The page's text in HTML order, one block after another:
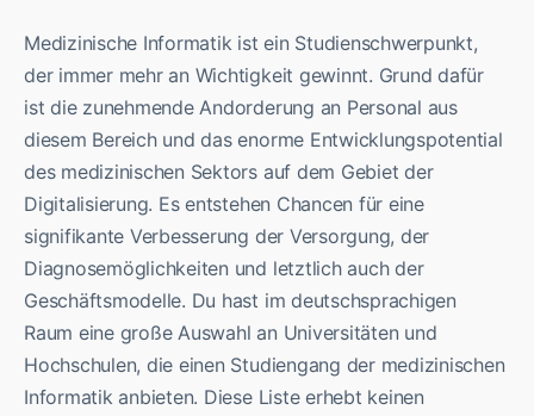
Medizinische Informatik ist ein Studienschwerpunkt,
der immer mehr an Wichtigkeit gewinnt. Grund dafür
ist die zunehmende Andorderung an Personal aus
diesem Bereich und das enorme Entwicklungspotential
des medizinischen Sektors auf dem Gebiet der
Digitalisierung. Es entstehen Chancen für eine
signifikante Verbesserung der Versorgung, der
Diagnosemöglichkeiten und letztlich auch der
Geschäftsmodelle. Du hast im deutschsprachigen
Raum eine große Auswahl an Universitäten und
Hochschulen, die einen Studiengang der medizinischen
Informatik anbieten. Diese Liste erhebt keinen